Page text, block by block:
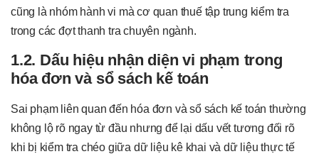
cũng là nhóm hành vi mà cơ quan thuế tập trung kiểm tra
trong các đợt thanh tra chuyên ngành.
1.2. Dấu hiệu nhận diện vi phạm trong
hóa đơn và sổ sách kế toán
Sai phạm liên quan đến hóa đơn và sổ sách kế toán thường
không lộ rõ ngay từ đầu nhưng để lại dấu vết tương đối rõ
khi bị kiểm tra chéo giữa dữ liệu kê khai và dữ liệu thực tế